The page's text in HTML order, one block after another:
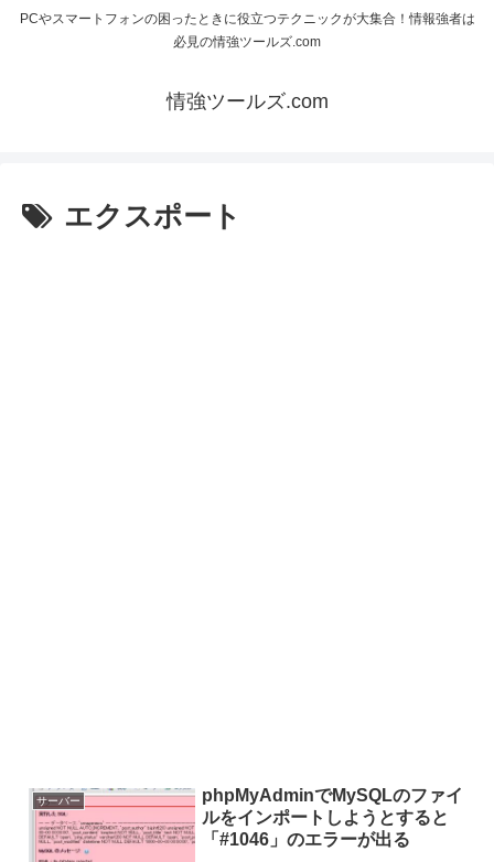
PCやスマートフォンの困ったときに役立つテクニックが大集合！情報強者は
必見の情強ツールズ.com
情強ツールズ.com
エクスポート
サーバー
phpMyAdminでMySQLのファイ
ルをインポートしようとすると
「#1046」のエラーが出る